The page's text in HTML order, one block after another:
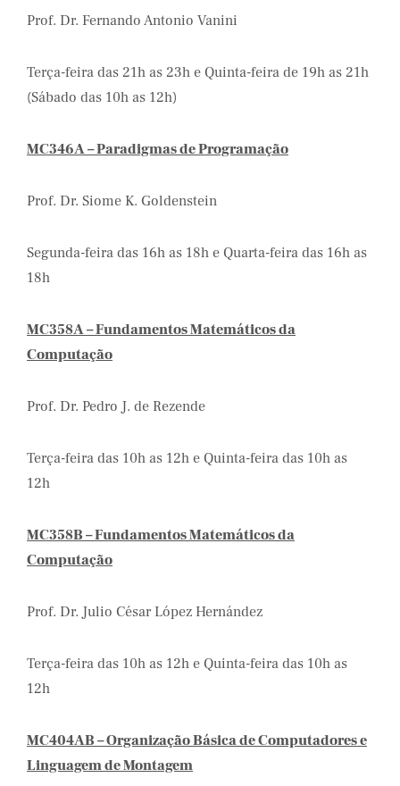
Prof. Dr. Fernando Antonio Vanini
Terça-feira das 21h as 23h e Quinta-feira de 19h as 21h
(Sábado das 10h as 12h)
MC346A – Paradigmas de Programação
Prof. Dr. Siome K. Goldenstein
Segunda-feira das 16h as 18h e Quarta-feira das 16h as
18h
MC358A – Fundamentos Matemáticos da
Computação
Prof. Dr. Pedro J. de Rezende
Terça-feira das 10h as 12h e Quinta-feira das 10h as
12h
MC358B – Fundamentos Matemáticos da
Computação
Prof. Dr. Julio César López Hernández
Terça-feira das 10h as 12h e Quinta-feira das 10h as
12h
MC404AB – Organização Básica de Computadores e
Linguagem de Montagem